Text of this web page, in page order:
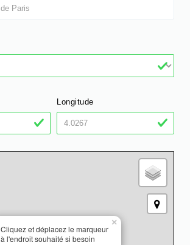
Longitude
Cliquez et déplacez le marqueur
à l'endroit souhaité si besoin
×